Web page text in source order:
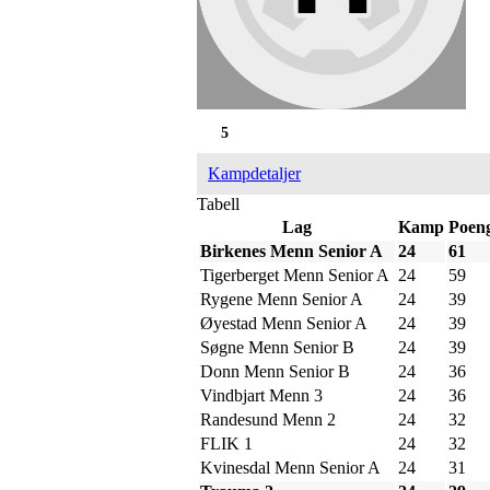
5
Kampdetaljer
Tabell
Lag
Kamp
Birkenes Menn Senior A
24
61
Tigerberget Menn Senior A
24
59
Rygene Menn Senior A
24
39
Øyestad Menn Senior A
24
39
Søgne Menn Senior B
24
39
Donn Menn Senior B
24
36
Vindbjart Menn 3
24
36
Randesund Menn 2
24
32
FLIK 1
24
32
Kvinesdal Menn Senior A
24
31